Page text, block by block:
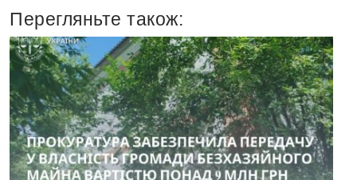
Перегляньте також: